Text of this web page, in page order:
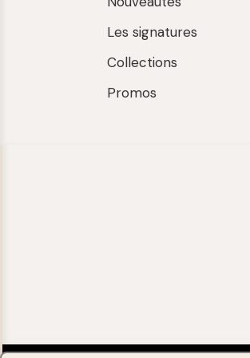
Les signatures
Collections
Promos